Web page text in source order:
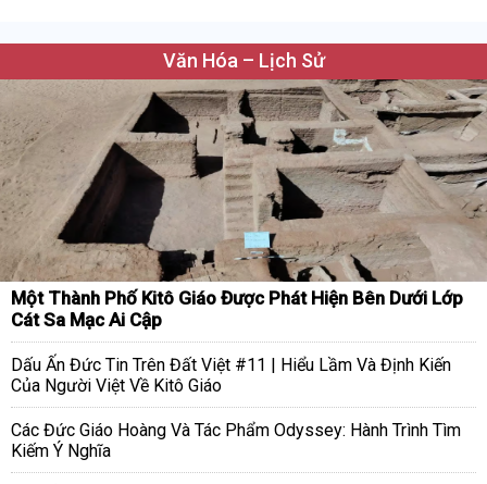
Văn Hóa – Lịch Sử
Một Thành Phố Kitô Giáo Được Phát Hiện Bên Dưới Lớp
Cát Sa Mạc Ai Cập
Dấu Ấn Đức Tin Trên Đất Việt #11 | Hiểu Lầm Và Định Kiến
Của Người Việt Về Kitô Giáo
Các Đức Giáo Hoàng Và Tác Phẩm Odyssey: Hành Trình Tìm
Kiếm Ý Nghĩa